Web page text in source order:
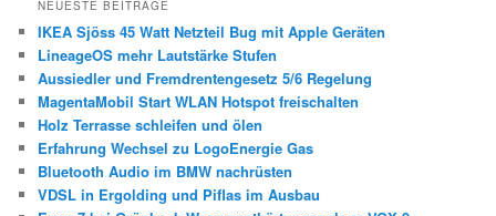
NEUESTE BEITRÄGE
IKEA Sjöss 45 Watt Netzteil Bug mit Apple Geräten
LineageOS mehr Lautstärke Stufen
Aussiedler und Fremdrentengesetz 5/6 Regelung
MagentaMobil Start WLAN Hotspot freischalten
Holz Terrasse schleifen und ölen
Erfahrung Wechsel zu LogoEnergie Gas
Bluetooth Audio im BMW nachrüsten
VDSL in Ergolding und Piflas im Ausbau